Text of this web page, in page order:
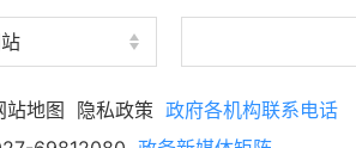
站地图 隐私政策 政府各机构联系电话